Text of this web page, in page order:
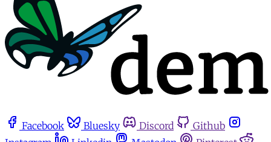
Facebook Bluesky Discord
Github